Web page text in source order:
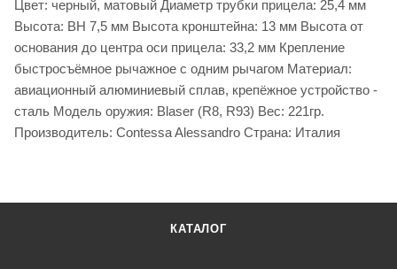
Цвет: черный, матовый Диаметр трубки прицела: 25,4 мм
Высота: BH 7,5 мм Высота кронштейна: 13 мм Высота от
основания до центра оси прицела: 33,2 мм Крепление
быстросъёмное рычажное с одним рычагом Материал:
авиационный алюминиевый сплав, крепёжное устройство -
сталь Модель оружия: Blaser (R8, R93) Вес: 221гр.
Производитель: Contessa Alessandro Страна: Италия
КАТАЛОГ